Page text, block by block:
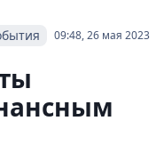
09:48, 26 мая 2023